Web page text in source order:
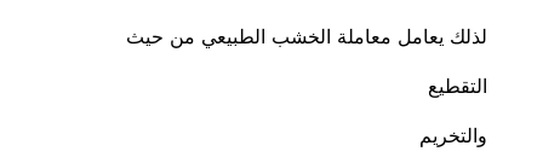
لذلك يعامل معاملة الخشب الطبيعي من حيث
التقطيع
والتخريم